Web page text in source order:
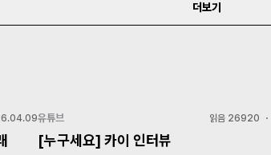
더보기
유튜브 읽음 26920 ・
[누구세요] 카이 인터뷰